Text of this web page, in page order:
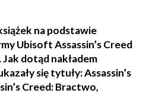
na podstawie
Ubisoft Assassin’s Creed
Jak dotąd nakładem
się tytuły: Assassin’s
Creed: Bractwo,